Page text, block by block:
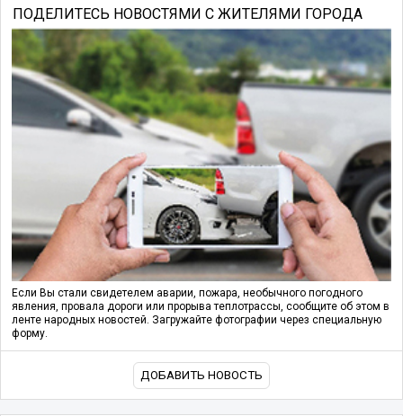
ПОДЕЛИТЕСЬ НОВОСТЯМИ С ЖИТЕЛЯМИ ГОРОДА
Если Вы стали свидетелем аварии, пожара, необычного погодного
явления, провала дороги или прорыва теплотрассы, сообщите об этом в
ленте народных новостей. Загружайте фотографии через специальную
форму.
ДОБАВИТЬ НОВОСТЬ